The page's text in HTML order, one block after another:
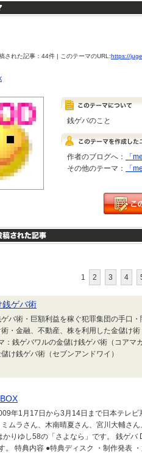
された記事：44件 | このテーマのURL:https://
銭ゲバのこと
作者のブログへ：
「
その他のテーマ：
「
1 2 3 4
銭ゲバ術
バ術・巨額利益を稼ぐ犯罪集団の手口
・金融、不動産、株を利用した金儲け
：銭ゲバワルの金儲け銭ゲバ術（コアマ
け銭ゲバ術（セブンアンドワイ）
年1月17日から3月14日まで日本テレ
ムラさん、木南晴夏さん、宮川大輔さ
かりゆし58の「さよなら」です。 銭ゲ
。 特典内容 ●特典ディスク ・制作発表